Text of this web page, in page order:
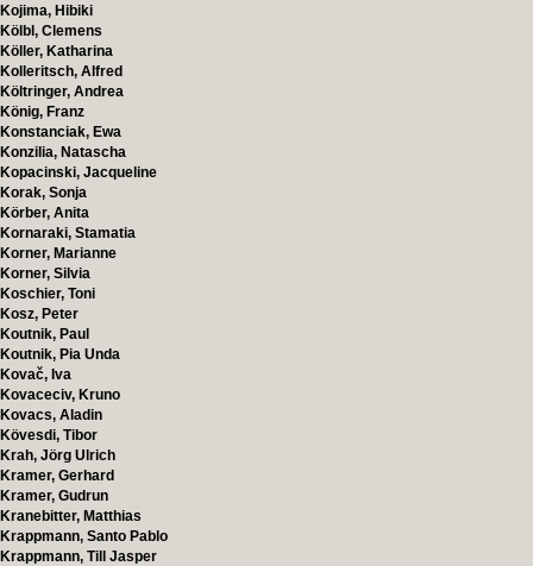
Kojima, Hibiki
Kölbl, Clemens
Köller, Katharina
Kolleritsch, Alfred
Költringer, Andrea
König, Franz
Konstanciak, Ewa
Konzilia, Natascha
Kopacinski, Jacqueline
Korak, Sonja
Körber, Anita
Kornaraki, Stamatia
Korner, Marianne
Korner, Silvia
Koschier, Toni
Kosz, Peter
Koutnik, Paul
Koutnik, Pia Unda
Kovač, Iva
Kovaceciv, Kruno
Kovacs, Aladin
Kövesdi, Tibor
Krah, Jörg Ulrich
Kramer, Gerhard
Kramer, Gudrun
Kranebitter, Matthias
Krappmann, Santo Pablo
Krappmann, Till Jasper